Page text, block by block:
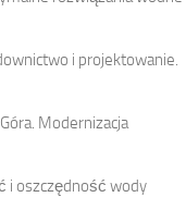
i projektowanie.
Modernizacja
i oszczędność wody